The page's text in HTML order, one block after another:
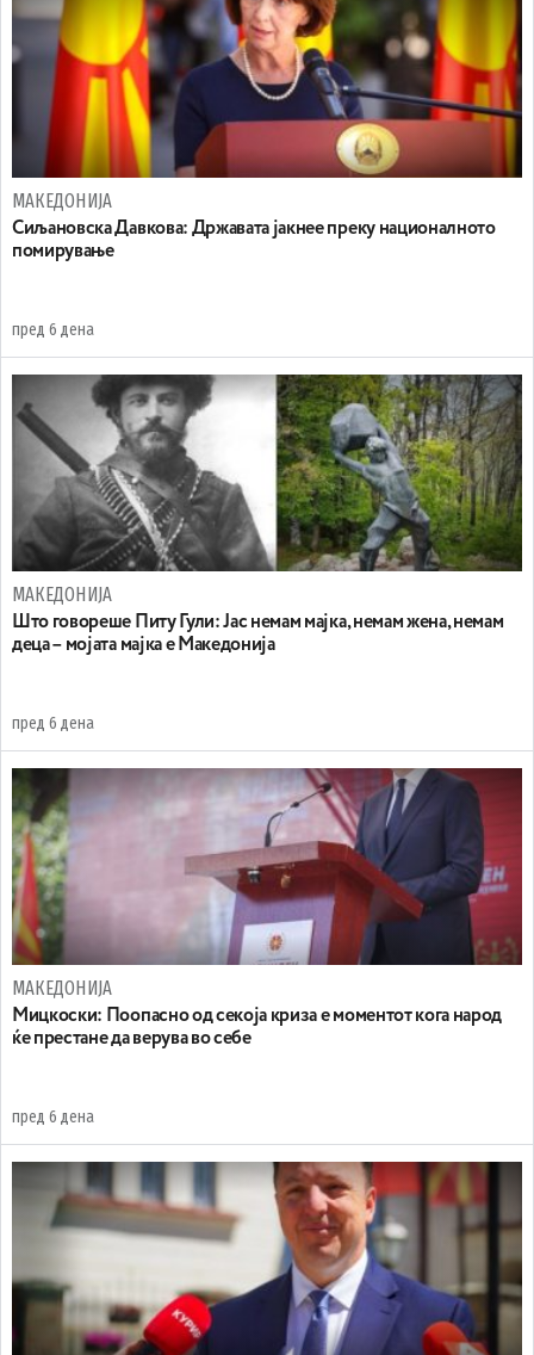
МАКЕДОНИЈА
Сиљановска Давкова: Државата јакнее преку националното
помирување
пред 6 дена
МАКЕДОНИЈА
Што говореше Питу Гули: Јас немам мајка, немам жена, немам
деца – мојата мајка е Македонија
пред 6 дена
МАКЕДОНИЈА
Мицкоски: Поопасно од секоја криза е моментот кога народ
ќе престане да верува во себе
пред 6 дена